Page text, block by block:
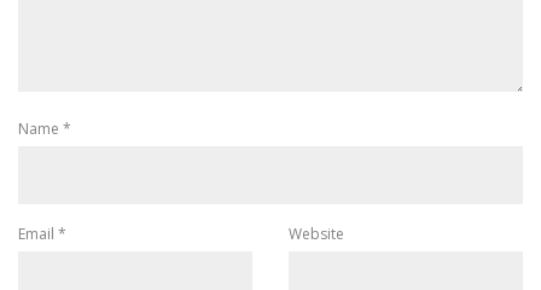
Name *
Email * Website